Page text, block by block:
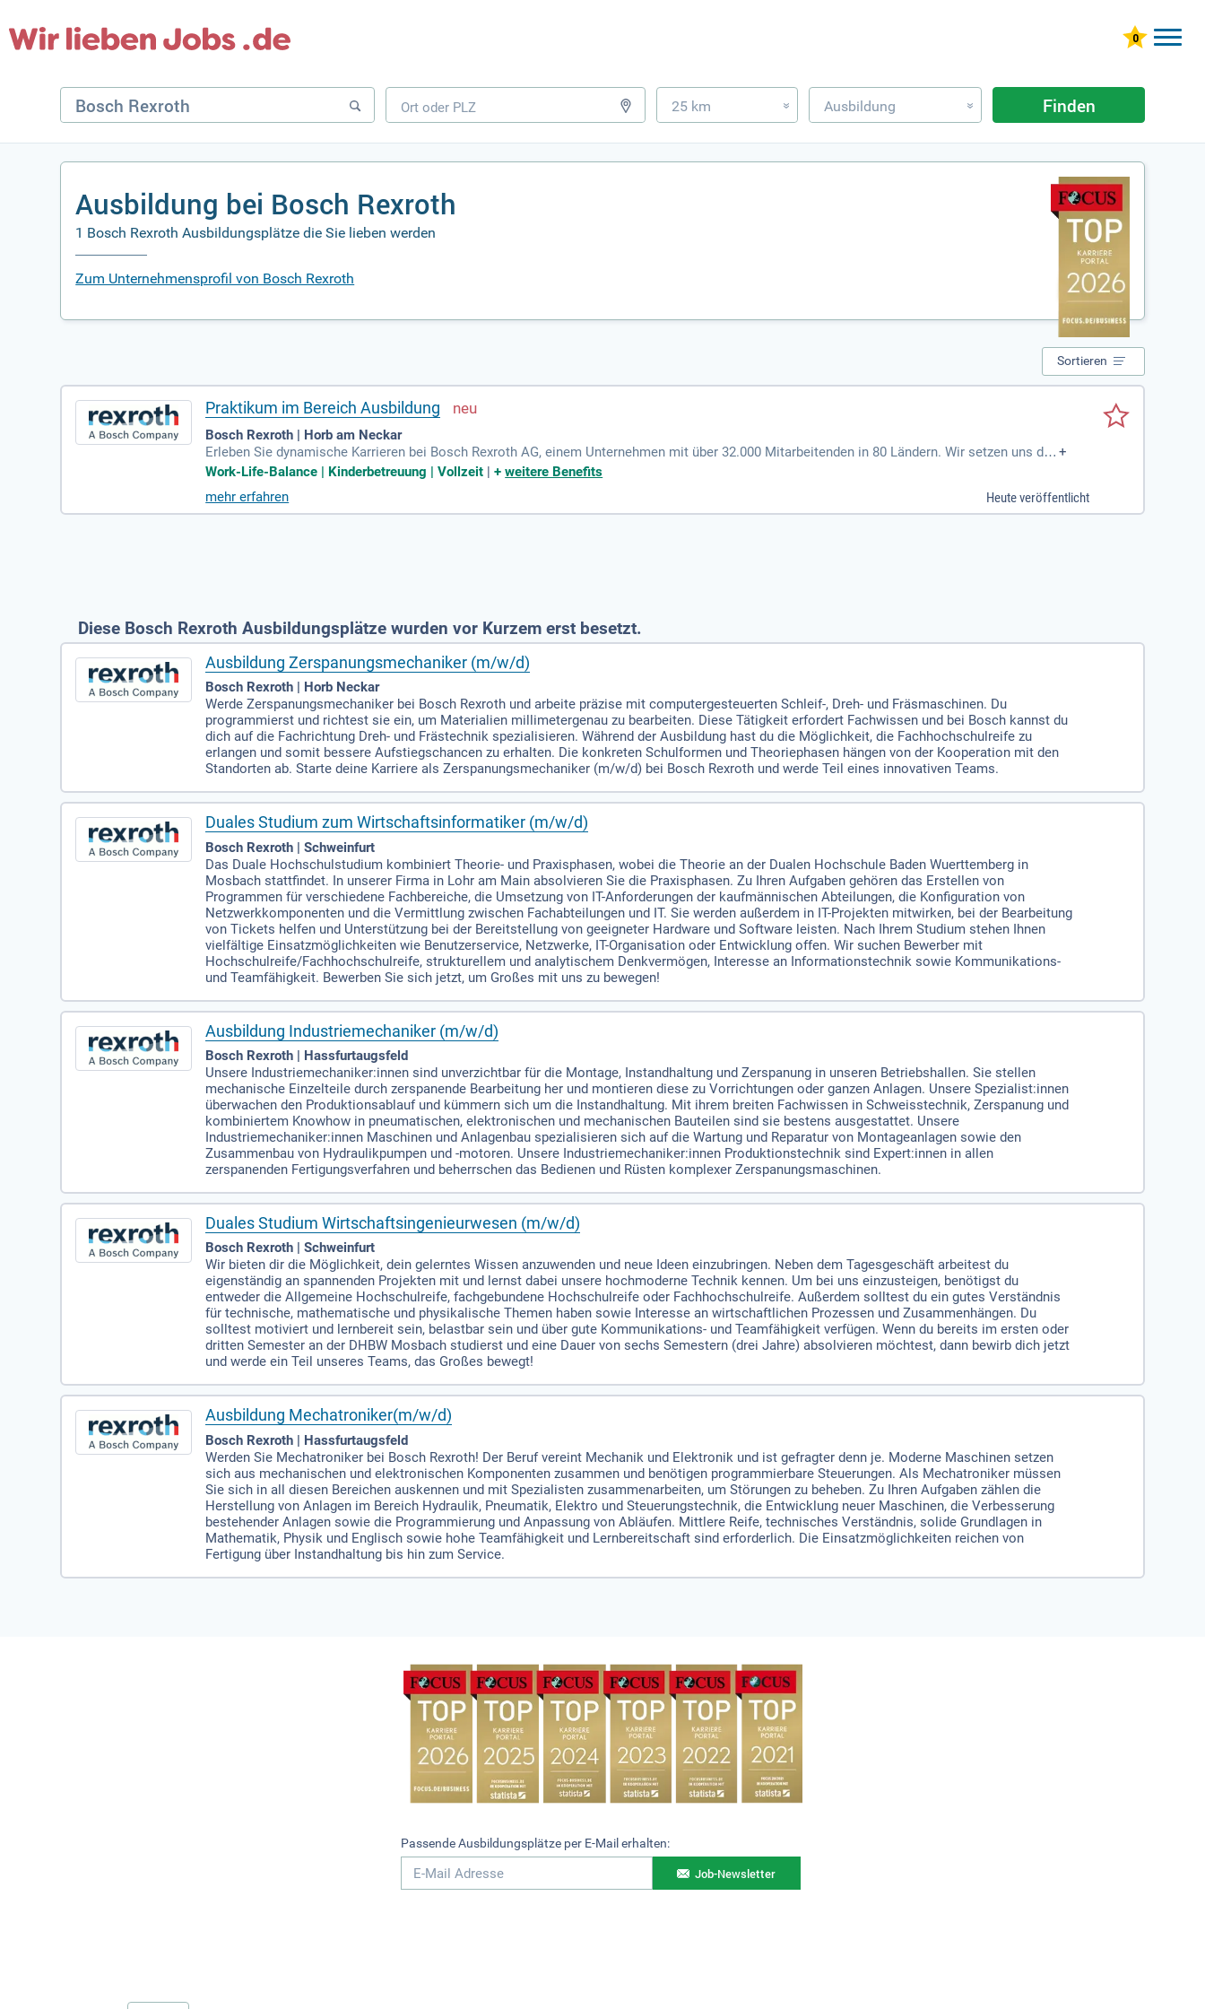
25 km » Ausbildung » Finden
Ausbildung bei Bosch Rexroth
1 Bosch Rexroth Ausbildungsplätze die Sie lieben werden
Zum Unternehmensprofil von Bosch Rexroth
Sortieren
Praktikum im Bereich Ausbildung
Bosch Rexroth | Horb am Neckar
Erleben Sie dynamische Karrieren bei Bosch Rexroth AG, einem Unternehmen mit über 32.000 Mitarbeitenden in 80 Ländern. Wir setzen uns daf
ür ein, Industrien zu bewegen und unseren Planeten zu verbessern. Möchten Sie Teil dieses Engagements werden? Bewerben Sie sich jetzt für e
ine befristete Vollzeitstelle in Horb am Neckar. In Ihrer Rolle im Bewerbermanagement sind Sie für den gesamten Prozess verantwortlich – von
der Stellenbeschreibung bis hin zur Einstellung. Sie arbeiten aktiv bei der Integration und Betreuung von Praktikant:innen mit. Kommen Sie zu u
ns und gestalten Sie Ihre Zukunft!
+
Work-Life-Balance | Kinderbetreuung | Vollzeit |+weitere Benefits
mehr erfahren
Heute veröffentlicht
Diese Bosch Rexroth Ausbildungsplätze wurden vor Kurzem erst besetzt.
Ausbildung Zerspanungsmechaniker (m/w/d)
Bosch Rexroth | Horb Neckar
Werde Zerspanungsmechaniker bei Bosch Rexroth und arbeite präzise mit computergesteuerten Schleif-, Dreh- und Fräsmaschinen. Du
programmierst und richtest sie ein, um Materialien millimetergenau zu bearbeiten. Diese Tätigkeit erfordert Fachwissen und bei Bosch kannst du
dich auf die Fachrichtung Dreh- und Frästechnik spezialisieren. Während der Ausbildung hast du die Möglichkeit, die Fachhochschulreife zu
erlangen und somit bessere Aufstiegschancen zu erhalten. Die konkreten Schulformen und Theoriephasen hängen von der Kooperation mit den
Standorten ab. Starte deine Karriere als Zerspanungsmechaniker (m/w/d) bei Bosch Rexroth und werde Teil eines innovativen Teams.
Duales Studium zum Wirtschaftsinformatiker (m/w/d)
Bosch Rexroth | Schweinfurt
Das Duale Hochschulstudium kombiniert Theorie- und Praxisphasen, wobei die Theorie an der Dualen Hochschule Baden Wuerttemberg in
Mosbach stattfindet. In unserer Firma in Lohr am Main absolvieren Sie die Praxisphasen. Zu Ihren Aufgaben gehören das Erstellen von
Programmen für verschiedene Fachbereiche, die Umsetzung von IT-Anforderungen der kaufmännischen Abteilungen, die Konfiguration von
Netzwerkkomponenten und die Vermittlung zwischen Fachabteilungen und IT. Sie werden außerdem in IT-Projekten mitwirken, bei der Bearbeitung
von Tickets helfen und Unterstützung bei der Bereitstellung von geeigneter Hardware und Software leisten. Nach Ihrem Studium stehen Ihnen
vielfältige Einsatzmöglichkeiten wie Benutzerservice, Netzwerke, IT-Organisation oder Entwicklung offen. Wir suchen Bewerber mit
Hochschulreife/Fachhochschulreife, strukturellem und analytischem Denkvermögen, Interesse an Informationstechnik sowie Kommunikations-
und Teamfähigkeit. Bewerben Sie sich jetzt, um Großes mit uns zu bewegen!
Ausbildung Industriemechaniker (m/w/d)
Bosch Rexroth | Hassfurtaugsfeld
Unsere Industriemechaniker:innen sind unverzichtbar für die Montage, Instandhaltung und Zerspanung in unseren Betriebshallen. Sie stellen
mechanische Einzelteile durch zerspanende Bearbeitung her und montieren diese zu Vorrichtungen oder ganzen Anlagen. Unsere Spezialist:innen
überwachen den Produktionsablauf und kümmern sich um die Instandhaltung. Mit ihrem breiten Fachwissen in Schweisstechnik, Zerspanung und
kombiniertem Knowhow in pneumatischen, elektronischen und mechanischen Bauteilen sind sie bestens ausgestattet. Unsere
Industriemechaniker:innen Maschinen und Anlagenbau spezialisieren sich auf die Wartung und Reparatur von Montageanlagen sowie den
Zusammenbau von Hydraulikpumpen und -motoren. Unsere Industriemechaniker:innen Produktionstechnik sind Expert:innen in allen
zerspanenden Fertigungsverfahren und beherrschen das Bedienen und Rüsten komplexer Zerspanungsmaschinen.
Duales Studium Wirtschaftsingenieurwesen (m/w/d)
Bosch Rexroth | Schweinfurt
Wir bieten dir die Möglichkeit, dein gelerntes Wissen anzuwenden und neue Ideen einzubringen. Neben dem Tagesgeschäft arbeitest du
eigenständig an spannenden Projekten mit und lernst dabei unsere hochmoderne Technik kennen. Um bei uns einzusteigen, benötigst du
entweder die Allgemeine Hochschulreife, fachgebundene Hochschulreife oder Fachhochschulreife. Außerdem solltest du ein gutes Verständnis
für technische, mathematische und physikalische Themen haben sowie Interesse an wirtschaftlichen Prozessen und Zusammenhängen. Du
solltest motiviert und lernbereit sein, belastbar sein und über gute Kommunikations- und Teamfähigkeit verfügen. Wenn du bereits im ersten oder
dritten Semester an der DHBW Mosbach studierst und eine Dauer von sechs Semestern (drei Jahre) absolvieren möchtest, dann bewirb dich jetzt
und werde ein Teil unseres Teams, das Großes bewegt!
Ausbildung Mechatroniker(m/w/d)
Bosch Rexroth | Hassfurtaugsfeld
Werden Sie Mechatroniker bei Bosch Rexroth! Der Beruf vereint Mechanik und Elektronik und ist gefragter denn je. Moderne Maschinen setzen
sich aus mechanischen und elektronischen Komponenten zusammen und benötigen programmierbare Steuerungen. Als Mechatroniker müssen
Sie sich in all diesen Bereichen auskennen und mit Spezialisten zusammenarbeiten, um Störungen zu beheben. Zu Ihren Aufgaben zählen die
Herstellung von Anlagen im Bereich Hydraulik, Pneumatik, Elektro und Steuerungstechnik, die Entwicklung neuer Maschinen, die Verbesserung
bestehender Anlagen sowie die Programmierung und Anpassung von Abläufen. Mittlere Reife, technisches Verständnis, solide Grundlagen in
Mathematik, Physik und Englisch sowie hohe Teamfähigkeit und Lernbereitschaft sind erforderlich. Die Einsatzmöglichkeiten reichen von
Fertigung über Instandhaltung bis hin zum Service.
Passende Ausbildungsplätze per E-Mail erhalten:
Job-Newsletter